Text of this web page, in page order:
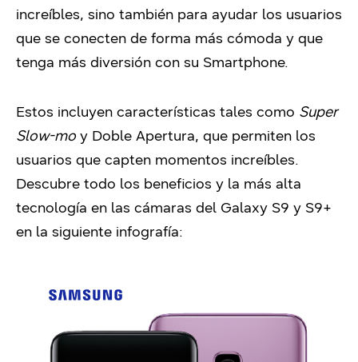
increíbles, sino también para ayudar los usuarios
que se conecten de forma más cómoda y que
tenga más diversión con su Smartphone.
Estos incluyen características tales como Super
Slow-mo y Doble Apertura, que permiten los
usuarios que capten momentos increíbles.
Descubre todo los beneficios y la más alta
tecnología en las cámaras del Galaxy S9 y S9+
en la siguiente infografía: